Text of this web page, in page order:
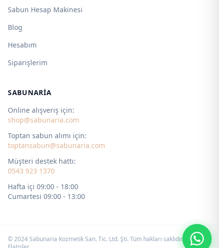
Sabun Hesap Makinesi
Blog
Hesabım
Siparişlerim
SABUNARIA
Online alışveriş için:
shop@sabunaria.com
Toptan sabun alımı için:
toptansabun@sabunaria.com
Müşteri destek hattı:
0543 923 1370
Hafta içi 09:00 - 18:00
Cumartesi 09:00 - 13:00
© 2024 Sabunaria Kozmetik San. Tic. Ltd. Şti. Tüm hakları saklıdır. by